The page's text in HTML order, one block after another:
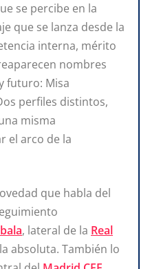
se percibe en la
que se lanza desde la
interna, mérito
nombres
futuro: Misa
perfiles distintos,
misma
el arco de la
que habla del
, lateral de la Real
absoluta. También lo